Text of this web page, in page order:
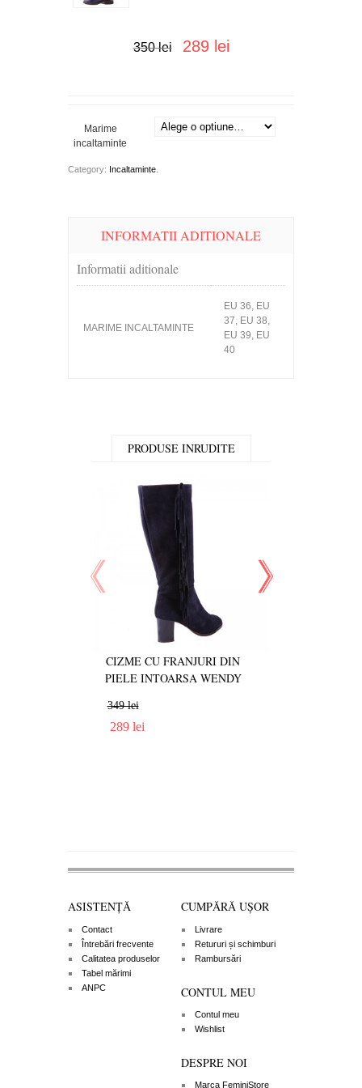
350 lei 289 lei
Marime
incaltaminte
Category: Incaltaminte
INFORMATII ADITIONALE
Informatii aditionale
MARIME INCALTAMINTE
EU 36, EU
37, EU 38,
EU 39, EU
40
PRODUSE INRUDITE
CIZME CU FRANJURI DIN
PIELE INTOARSA WENDY
349 lei
289 lei
ASISTENȚĂ
Contact
Întrebări frecvente
Calitatea produselor
Tabel mărimi
ANPC
CUMPĂRĂ UȘOR
Livrare
Retururi și schimburi
Rambursări
CONTUL MEU
Contul meu
Wishlist
DESPRE NOI
Marca FeminiStore